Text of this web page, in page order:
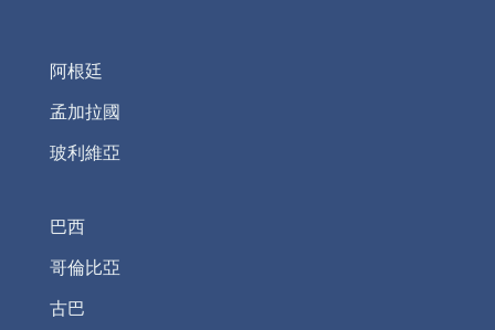
阿根廷
孟加拉國
玻利維亞
巴西
哥倫比亞
古巴